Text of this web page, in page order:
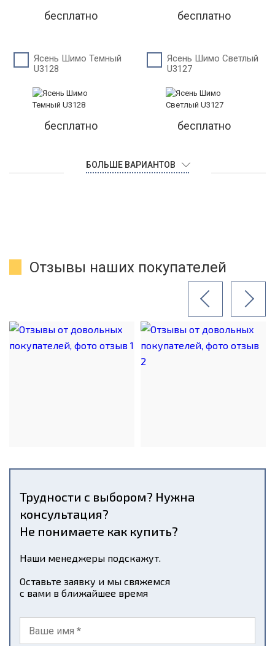
бесплатно бесплатно
Ясень Шимо Темный
U3128
бесплатно
Ясень Шимо Светлый
U3127
бесплатно
БОЛЬШЕ ВАРИАНТОВ
Отзывы наших покупателей
Трудности с выбором? Нужна
консультация?
Не понимаете как купить?
Наши менеджеры подскажут.
Оставьте заявку и мы свяжемся
с вами в ближайшее время